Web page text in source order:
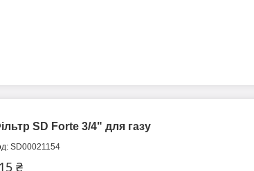
SD Forte 3/4" для газу
SD00021154
₴